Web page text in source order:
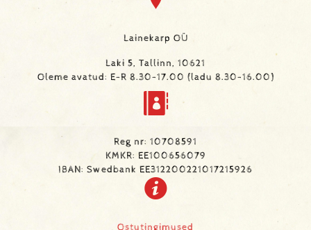
Lainekarp OÜ
Laki 5, Tallinn, 10621
Oleme avatud: E-R 8.30-17.00 (ladu 8.30-16.00)
Reg nr: 10708591
KMKR: EE100656079
IBAN: Swedbank EE312200221017215926
Ostutingimused